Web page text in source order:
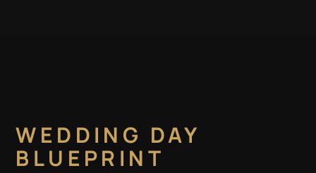
WEDDING DAY
BLUEPRINT